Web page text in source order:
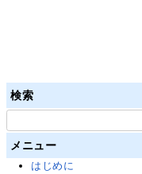
検索
メニュー
はじめに